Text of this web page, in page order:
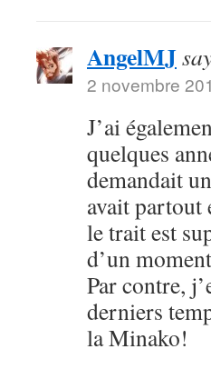
AngelMJ
2 novembre
J’ai
quelques
demandait
avait partout
le trait est
d’un
Par contre,
derniers
la Minako!